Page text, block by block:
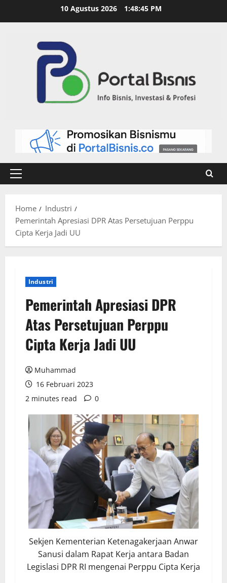
10 Agustus 2026 1:48:46 PM
Home
Industri
Pemerintah Apresiasi DPR Atas Persetujuan Perppu
Cipta Kerja Jadi UU
Industri
Pemerintah Apresiasi DPR
Atas Persetujuan Perppu
Cipta Kerja Jadi UU
Muhammad
16 Februari 2023
2 minutes read
0
Sekjen Kementerian Ketenagakerjaan Anwar
Sanusi dalam Rapat Kerja antara Badan
Legislasi DPR RI mengenai Perppu Cipta Kerja